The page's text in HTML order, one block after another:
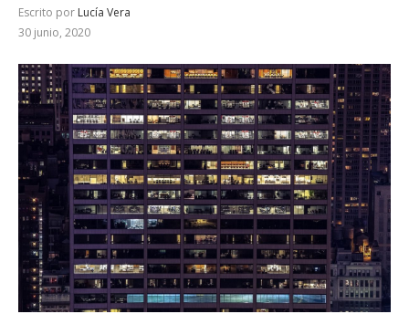
Escrito por Lucía Vera
30 junio, 2020